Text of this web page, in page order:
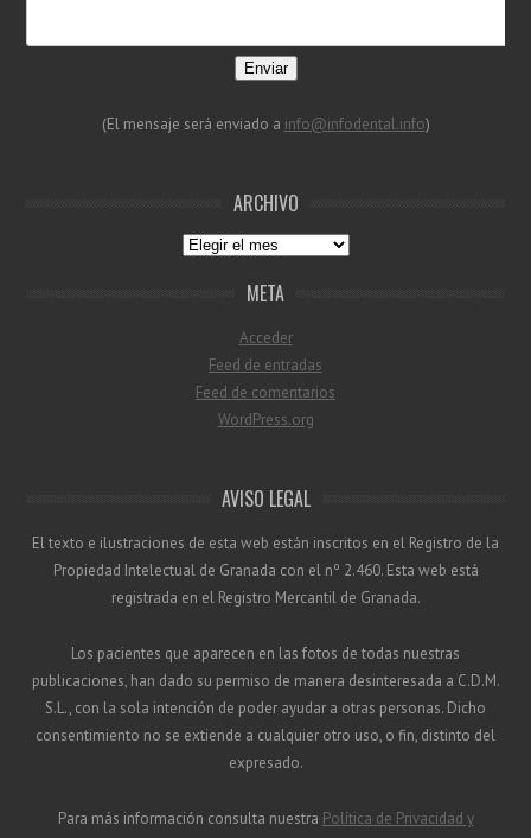
Enviar
(El mensaje será enviado a info@infodental.info)
ARCHIVO
Archivo
META
Acceder
Feed de entradas
Feed de comentarios
WordPress.org
AVISO LEGAL
El texto e ilustraciones de esta web están inscritos en el Registro de la
Propiedad Intelectual de Granada con el nº 2.460. Esta web está
registrada en el Registro Mercantil de Granada.
Los pacientes que aparecen en las fotos de todas nuestras
publicaciones, han dado su permiso de manera desinteresada a C.D.M.
S.L., con la sola intención de poder ayudar a otras personas. Dicho
consentimiento no se extiende a cualquier otro uso, o fin, distinto del
expresado.
Para más información consulta nuestra Política de Privacidad y